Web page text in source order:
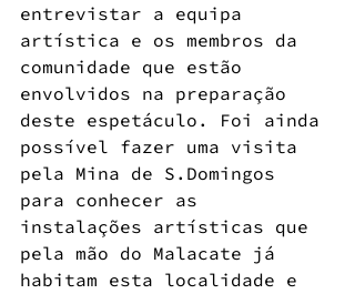
entrevistar a equipa
artística e os membros da
comunidade que estão
envolvidos na preparação
deste espetáculo. Foi ainda
possível fazer uma visita
pela Mina de S.Domingos
para conhecer as
instalações artísticas que
pela mão do Malacate já
habitam esta localidade e